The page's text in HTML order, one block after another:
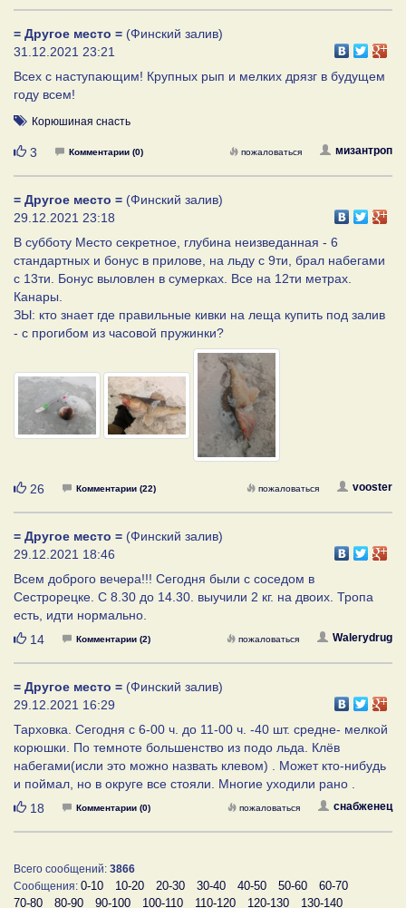
= Другое место = (Финский залив)
31.12.2021 23:21
Всех с наступающим! Крупных рып и мелких дрязг в будущем
году всем!
Корюшиная снасть
Нравится
3 Комментарии (0) мизантроп
пожаловаться
= Другое место = (Финский залив)
29.12.2021 23:18
В субботу Место секретное, глубина неизведанная - 6
стандартных и бонус в прилове, на льду с 9ти, брал набегами
с 13ти. Бонус выловлен в сумерках. Все на 12ти метрах.
Канары.
ЗЫ: кто знает где правильные кивки на леща купить под залив
- с прогибом из часовой пружинки?
Нравится
26 Комментарии (22) vooster
пожаловаться
= Другое место = (Финский залив)
29.12.2021 18:46
Всем доброго вечера!!! Сегодня были с соседом в
Сестрорецке. С 8.30 до 14.30. выучили 2 кг. на двоих. Тропа
есть, идти нормально.
Нравится
14 Комментарии (2) Walerydrug
пожаловаться
= Другое место = (Финский залив)
29.12.2021 16:29
Тарховка. Сегодня с 6-00 ч. до 11-00 ч. -40 шт. средне- мелкой
корюшки. По темноте большенство из подо льда. Клёв
набегами(исли это можно назвать клевом) . Может кто-нибудь
и поймал, но в округе все стояли. Многие уходили рано .
Нравится
18 Комментарии (0) снабженец
пожаловаться
Всего сообщений: 3866
Сообщения: 0-10 10-20 20-30 30-40 40-50 50-60
60-70
70-80
80-90 90-100 100-110 110-120 120-130 130-140